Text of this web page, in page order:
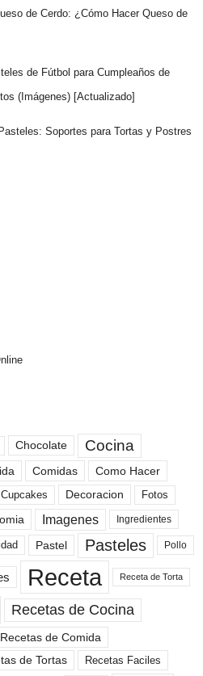
de Cerdo: ¿Cómo Hacer Queso de
de Fútbol para Cumpleaños de
(Imágenes) [Actualizado]
Soportes para Tortas y Postres
Chocolate Cocina
Comidas Como Hacer
Cupcakes Decoracion Fotos
Imagenes Ingredientes
Pastel Pasteles Pollo
Receta Receta de Torta
Recetas de Cocina
Recetas de Comida
de Tortas Recetas Faciles